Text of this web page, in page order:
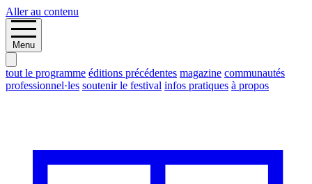
Aller au contenu
Menu
tout le programme éditions précédentes magazine communautés
professionnel·les soutenir le festival infos pratiques à propos